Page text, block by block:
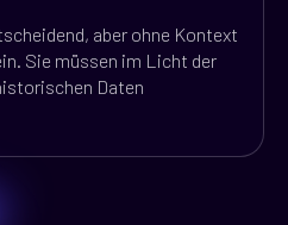
aber ohne Kontext
Sie müssen im Licht der
Daten